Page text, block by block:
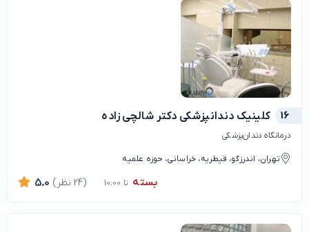
16 کلینیک دندانپزشکی دکتر شالچی زاده
درمانگاه دندان‌پزشکی
تهران، اندرزگو، قیطریه، خراسانی، حوزه علمیه
بسته تا 10:00 5.0 (24 نظر)